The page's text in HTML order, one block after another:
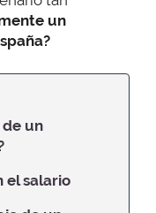
un
de un
el salario